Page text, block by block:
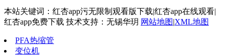
本站关键词：红杏app污无限制观看版下载|红杏app在线观看|
红杏app免费下载 技术支持：无锡华玥 网站地图|XML地图
PFA热缩管
变位机